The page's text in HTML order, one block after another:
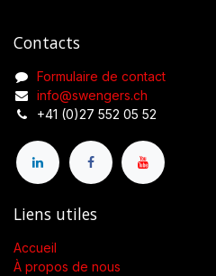
Contacts
Formulaire de contact
info@swengers.ch
+41 (0)27 552 05 52
Liens utiles
Accueil
À propos de nous